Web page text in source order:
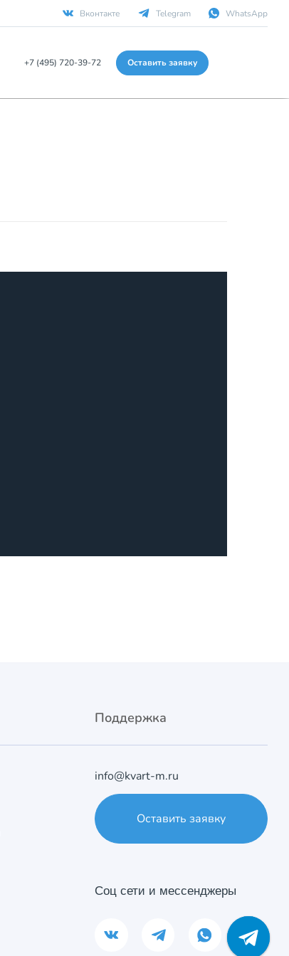
Вконтакте Telegram WhatsApp
+7 (495) 720-39-72 Оставить заявку
Поддержка
info@kvart-m.ru
Оставить заявку
Соц сети и мессенджеры